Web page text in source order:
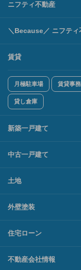
ニフティ不動産
＼Because／ ニフティ
賃貸
月極駐車場 賃貸事
貸し倉庫
新築一戸建て
中古一戸建て
土地
外壁塗装
住宅ローン
不動産会社情報